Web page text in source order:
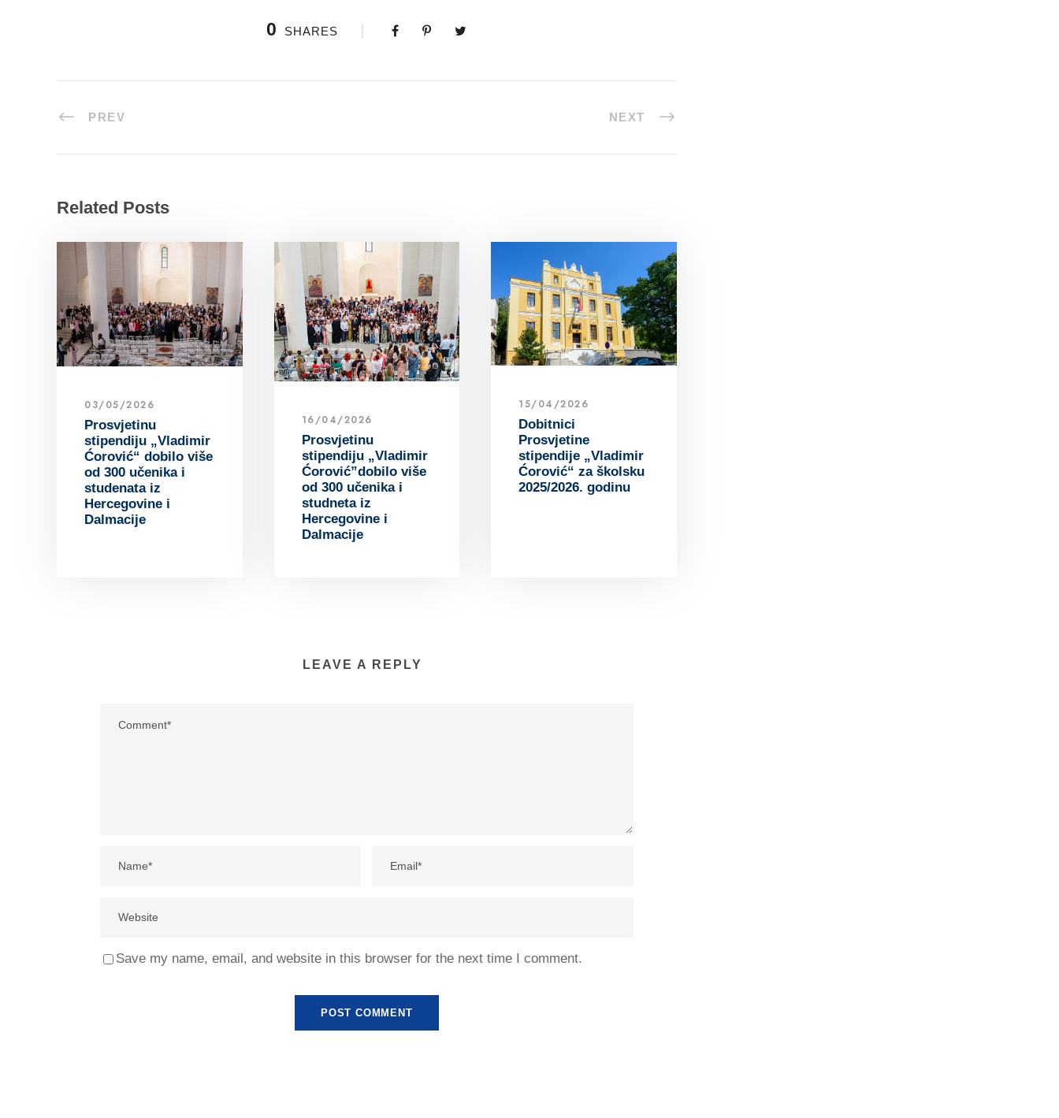
0 SHARES
PREV NEXT
Related Posts
03/05/2026
Prosvjetinu
stipendiju „Vladimir
Ćorović“ dobilo više
od 300 učenika i
studenata iz
Hercegovine i
Dalmacije
16/04/2026
Prosvjetinu
stipendiju „Vladimir
Ćorović”dobilo više
od 300 učenika i
studneta iz
Hercegovine i
Dalmacije
15/04/2026
Dobitnici
Prosvjetine
stipendije „Vladimir
Ćorović“ za školsku
2025/2026. godinu
LEAVE A REPLY
Save my name, email, and website in this browser for the next time I comment.